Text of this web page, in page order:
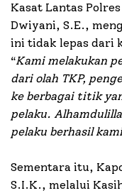
Kasat Lantas
Dwiyani, S.E.,
ini tidak lepas dari
“Kami melakukan
dari olah TKP,
ke berbagai titik
pelaku.
pelaku berhasil
Sementara itu,
S.I.K., melalui